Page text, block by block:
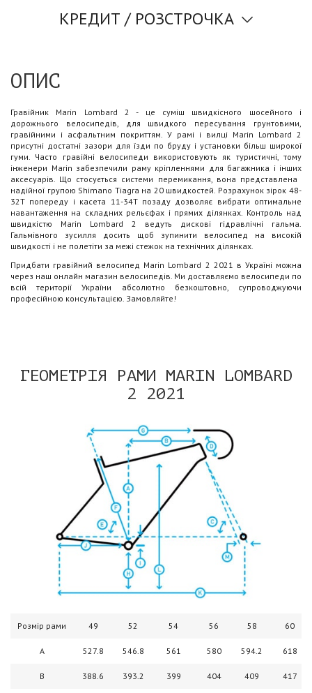
КРЕДИТ / РОЗСТРОЧКА
ОПИС
Гравійник Marin Lombard 2 - це суміш швидкісного шосейного і
дорожнього велосипедів, для швидкого пересування грунтовими,
гравійними і асфальтним покриттям. У рамі і вилці Marin Lombard 2
присутні достатні зазори для їзди по бруду і установки більш широкої
гуми. Часто гравійні велосипеди використовують як туристичні, тому
інженери Marin забезпечили раму кріпленнями для багажника і інших
аксесуарів. Що стосується системи перемикання, вона представлена ​​
надійної групою Shimano Tiagra на 20 швидкостей. Розрахунок зірок 48-
32Т попереду і касета 11-34Т позаду дозволяє вибрати оптимальне
навантаження на складних рельєфах і прямих ділянках. Контроль над
швидкістю Marin Lombard 2 ведуть дискові гідравлічні гальма.
Гальмівного зусилля досить щоб зупинити велосипед на високій
швидкості і не полетіти за межі стежок на технічних ділянках.
Придбати гравійний велосипед Marin Lombard 2 2021 в Україні можна
через наш онлайн магазин велосипедів. Ми доставляємо велосипеди по
всій території України абсолютно безкоштовно, супроводжуючи
професійною консультацією. Замовляйте!
ГЕОМЕТРІЯ РАМИ MARIN LOMBARD
2 2021
Розмір рами 49 52 54 56 58 60
A 527.8 546.8 561 580 594.2 618
B 388.6 393.2 399 404 409 417